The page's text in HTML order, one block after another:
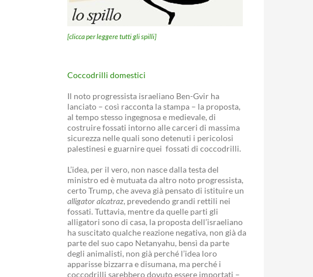
[clicca per leggere tutti gli spilli]
Coccodrilli domestici
Il noto progressista israeliano Ben-Gvir ha
lanciato – così racconta la stampa – la proposta,
al tempo stesso ingegnosa e medievale, di
costruire fossati intorno alle carceri di massima
sicurezza nelle quali sono detenuti i pericolosi
palestinesi e guarnire quei fossati di coccodrilli.
L’idea, per il vero, non nasce dalla testa del
ministro ed è mutuata da altro noto progressista,
certo Trump, che aveva già pensato di istituire un
alligator alcatraz, prevedendo grandi rettili nei
fossati. Tuttavia, mentre da quelle parti gli
alligatori sono di casa, la proposta dell’israeliano
ha suscitato qualche reazione negativa, non già da
parte del suo capo Netanyahu, bensì da parte
degli animalisti, non già perché l’idea loro
apparisse bizzarra e disumana, ma perché i
coccodrilli sarebbero dovuto essere importati –